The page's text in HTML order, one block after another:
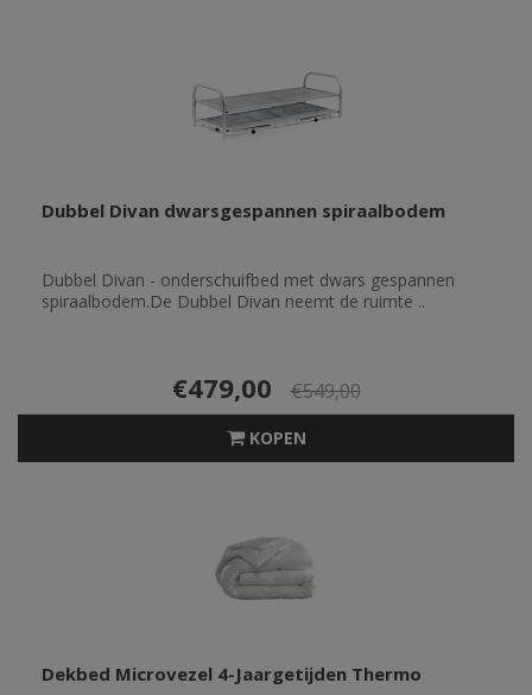
Dubbel Divan dwarsgespannen spiraalbodem
Dubbel Divan - onderschuifbed met dwars gespannen
spiraalbodem.De Dubbel Divan neemt de ruimte ..
€479,00 €549,00
KOPEN
Dekbed Microvezel 4-Jaargetijden Thermo